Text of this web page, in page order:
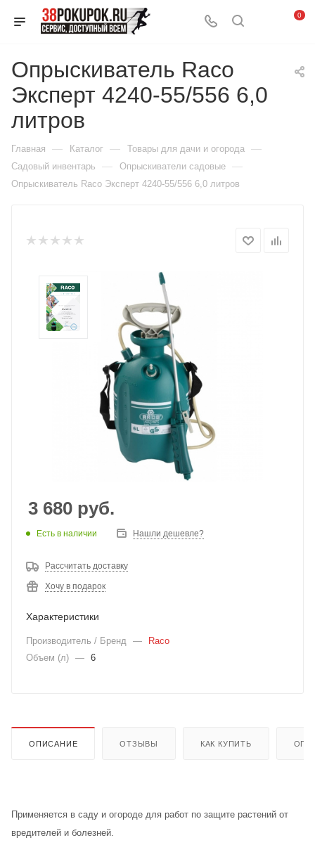
0
Опрыскиватель Raco
Эксперт 4240-55/556 6,0
литров
Главная — Каталог — Товары для дачи и огорода —
Садовый инвентарь — Опрыскиватели садовые —
Опрыскиватель Raco Эксперт 4240-55/556 6,0 литров
3 680 руб.
Есть в наличии Нашли дешевле?
Рассчитать доставку
Хочу в подарок
Характеристики
Производитель / Бренд —
Raco
Объем (л) — 6
ОПИСАНИЕ ОТЗЫВЫ КАК КУПИТЬ
Применяется в саду и огороде для работ по защите растений от
вредителей и болезней.